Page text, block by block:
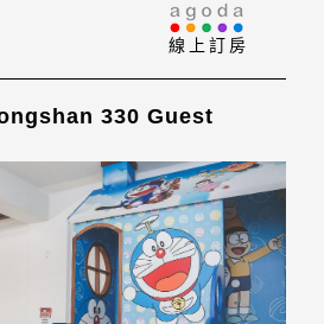
線上訂房
330 Guest